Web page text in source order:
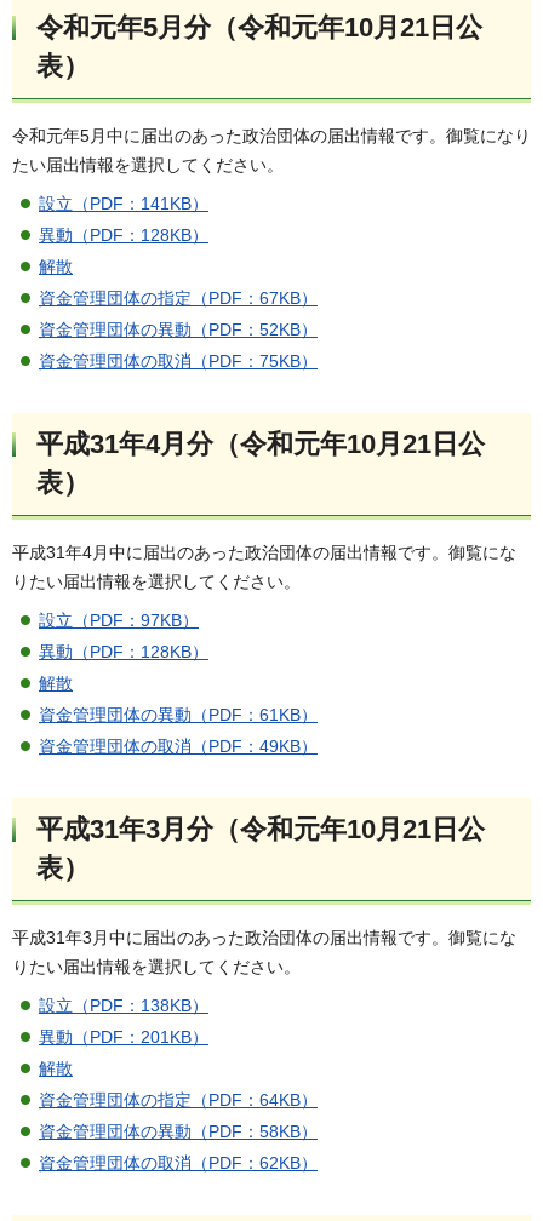
令和元年5月分（令和元年10月21日公
表）
令和元年5月中に届出のあった政治団体の届出情報です。御覧になり
たい届出情報を選択してください。
設立（PDF：141KB）
異動（PDF：128KB）
解散
資金管理団体の指定（PDF：67KB）
資金管理団体の異動（PDF：52KB）
資金管理団体の取消（PDF：75KB）
平成31年4月分（令和元年10月21日公
表）
平成31年4月中に届出のあった政治団体の届出情報です。御覧にな
りたい届出情報を選択してください。
設立（PDF：97KB）
異動（PDF：128KB）
解散
資金管理団体の異動（PDF：61KB）
資金管理団体の取消（PDF：49KB）
平成31年3月分（令和元年10月21日公
表）
平成31年3月中に届出のあった政治団体の届出情報です。御覧にな
りたい届出情報を選択してください。
設立（PDF：138KB）
異動（PDF：201KB）
解散
資金管理団体の指定（PDF：64KB）
資金管理団体の異動（PDF：58KB）
資金管理団体の取消（PDF：62KB）